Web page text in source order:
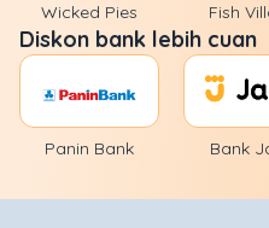
Wicked Pies Fish
Diskon bank lebih cuan
Panin Bank Bank